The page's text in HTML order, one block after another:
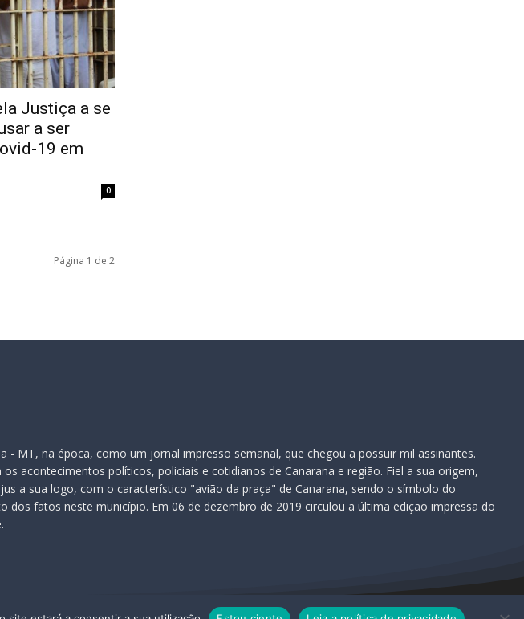
Justiça a se
a ser
19 em
0
Página 1 de 2
- MT, na época, como um jornal impresso semanal, que chegou a possuir mil assinantes.
acontecimentos políticos, policiais e cotidianos de Canarana e região. Fiel a sua origem,
a sua logo, com o característico "avião da praça" de Canarana, sendo o símbolo do
dos fatos neste município. Em 06 de dezembro de 2019 circulou a última edição impressa do